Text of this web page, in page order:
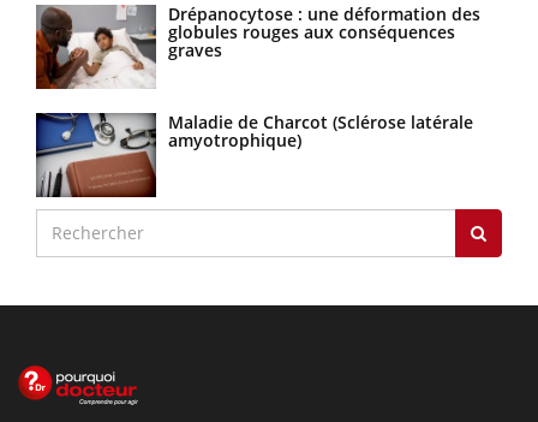
Drépanocytose : une déformation des
globules rouges aux conséquences
graves
Maladie de Charcot (Sclérose latérale
amyotrophique)